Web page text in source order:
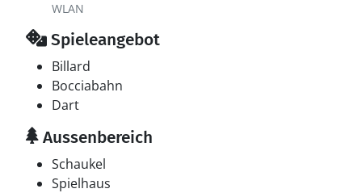
WLAN
Spieleangebot
Billard
Bocciabahn
Dart
Aussenbereich
Schaukel
Spielhaus